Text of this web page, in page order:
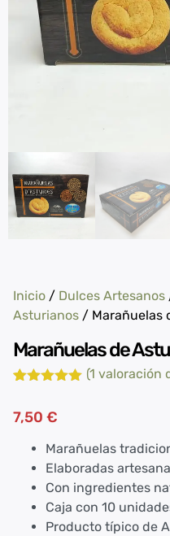
Inicio / Dulces Artesanos
Asturianos / Marañuelas
Marañuelas de
5 en base
de un
(1 valoración
7,50 €
Marañuelas
Elaboradas
Con ingredientes
Caja con 10
Producto típico de